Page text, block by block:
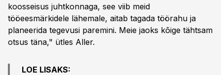
koosseisus juhtkonnaga, see viib meid
tööeesmärkidele lähemale, aitab tagada töörahu ja
planeerida tegevusi paremini. Meie jaoks kõige tähtsam
otsus täna," ütles Aller.
LOE LISAKS: